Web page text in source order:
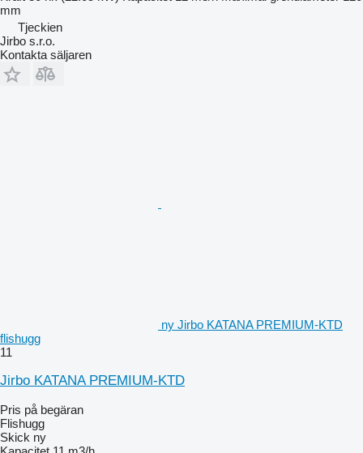
mm
Tjeckien
Jirbo s.r.o.
Kontakta säljaren
ny Jirbo KATANA PREMIUM-KTD
flishugg
11
Jirbo KATANA PREMIUM-KTD
Pris på begäran
Flishugg
Skick ny